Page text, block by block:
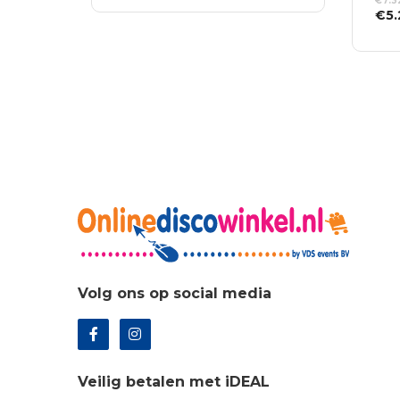
was:
is:
WINKELWAGEN
€
Volg ons op social media
Veilig betalen met iDEAL